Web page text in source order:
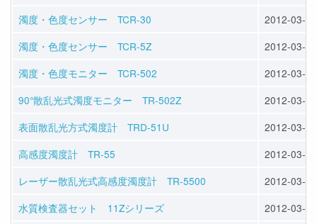
濁度・色度センサー TCR-30
2012-03-29
濁度・色度センサー TCR-5Z
2012-03-28
濁度・色度モニター TCR-502
2012-03-28
90°散乱光式濁度モニター TR-502Z
2012-03-29
表面散乱光方式濁度計 TRD-51U
2012-03-28
高感度濁度計 TR-55
2012-03-29
レーザー散乱光式高感度濁度計 TR-5500
2012-03-29
水質検査器セット 11Zシリーズ
2012-03-27